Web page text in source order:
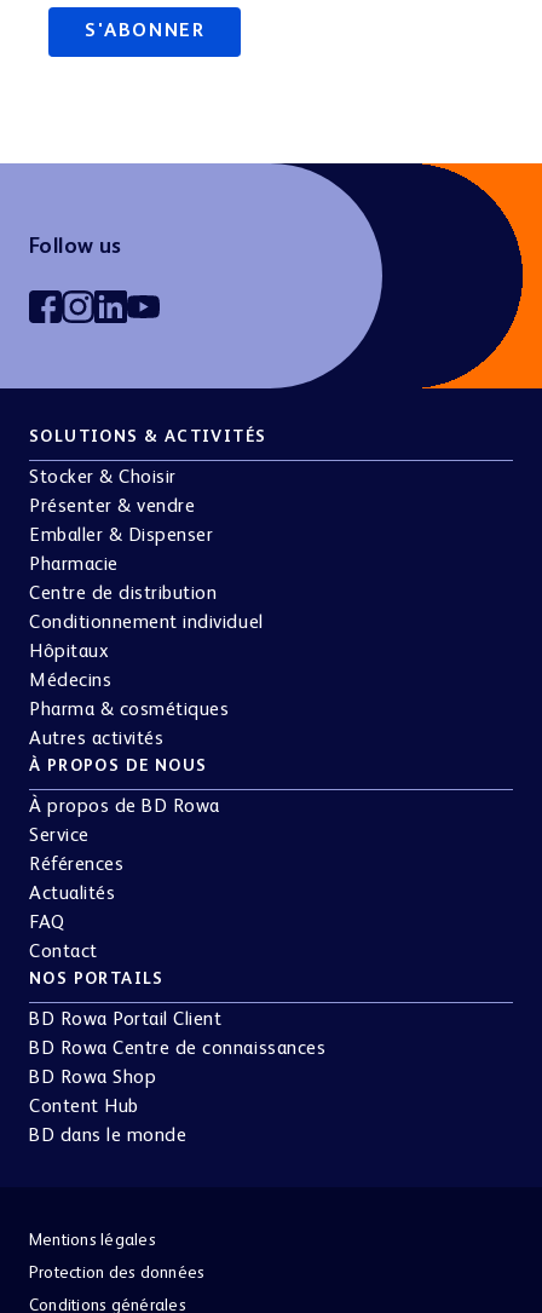
Follow us
SOLUTIONS & ACTIVITÉS
Stocker & Choisir
Présenter & vendre
Emballer & Dispenser
Pharmacie
Centre de distribution
Conditionnement individuel
Hôpitaux
Médecins
Pharma & cosmétiques
Autres activités
À PROPOS DE NOUS
À propos de BD Rowa
Service
Références
Actualités
FAQ
Contact
NOS PORTAILS
BD Rowa Portail Client
BD Rowa Centre de connaissances
BD Rowa Shop
Content Hub
BD dans le monde
Mentions légales
Protection des données
Conditions générales